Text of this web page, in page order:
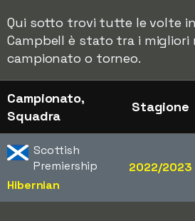
Qui sotto trovi tutte le volte
Campbell è stato tra i migliori
campionato o torneo.
Campionato,
Squadra
Stagione
Scottish
Premiership
Hibernian
2022/2023